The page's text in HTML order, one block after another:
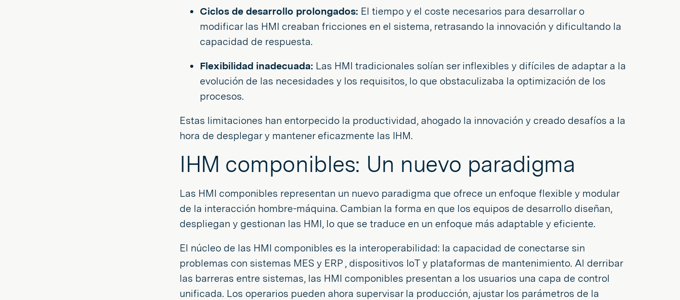
Ciclos de desarrollo prolongados: El tiempo y el coste necesarios para desarrollar o
modificar las HMI creaban fricciones en el sistema, retrasando la innovación y dificultando la
capacidad de respuesta.
Flexibilidad inadecuada: Las HMI tradicionales solían ser inflexibles y difíciles de adaptar a la
evolución de las necesidades y los requisitos, lo que obstaculizaba la optimización de los
procesos.
Estas limitaciones han entorpecido la productividad, ahogado la innovación y creado desafíos a la
hora de desplegar y mantener eficazmente las IHM.
IHM componibles: Un nuevo paradigma
Las HMI componibles representan un nuevo paradigma que ofrece un enfoque flexible y modular
de la interacción hombre-máquina. Cambian la forma en que los equipos de desarrollo diseñan,
despliegan y gestionan las HMI, lo que se traduce en un enfoque más adaptable y eficiente.
El núcleo de las HMI componibles es la interoperabilidad: la capacidad de conectarse sin
problemas con sistemas MES y ERP , dispositivos IoT y plataformas de mantenimiento. Al derribar
las barreras entre sistemas, las HMI componibles presentan a los usuarios una capa de control
unificada. Los operarios pueden ahora supervisar la producción, ajustar los parámetros de la